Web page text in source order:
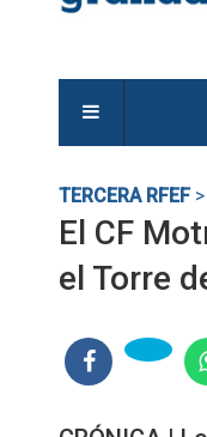
TERCERA RFEF>
El CF
el Torre